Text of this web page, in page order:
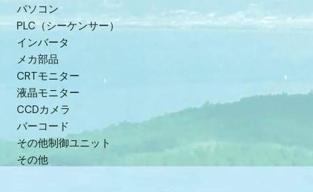
パソコン
PLC（シーケンサー）
インバータ
メカ部品
CRTモニター
液晶モニター
CCDカメラ
バーコード
その他制御ユニット
その他